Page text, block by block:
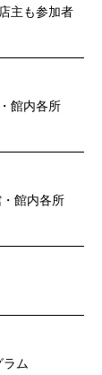
主も参加者
館内各所
館内各所
ラム